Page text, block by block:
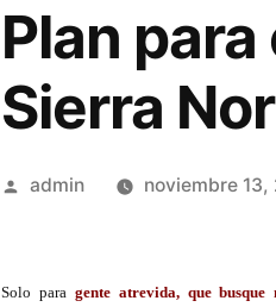
Plan
Sierra
Publicado
admin noviembre 13,
Solo para gente atrevida, que busque